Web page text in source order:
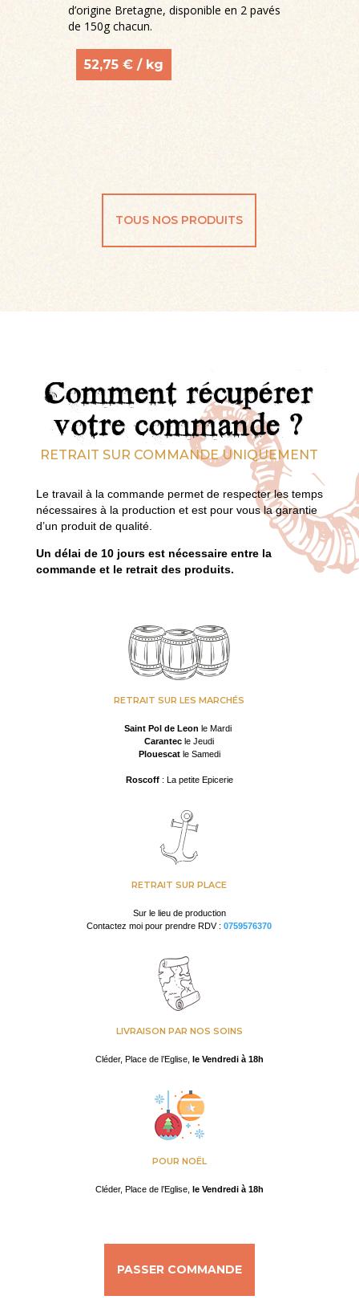
d’origine Bretagne, disponible en 2 pavés
de 150g chacun.
52,75 € / kg
TOUS NOS PRODUITS
Comment récupérer
votre commande ?
RETRAIT SUR COMMANDE UNIQUEMENT
Le travail à la commande permet de respecter les temps
nécessaires à la production et est pour vous la garantie
d’un produit de qualité.
Un délai de 10 jours est nécessaire entre la
commande et le retrait des produits.
RETRAIT SUR LES MARCHÉS
Saint Pol de Leon le Mardi
Carantec le Jeudi
Plouescatle Samedi
Roscoff: La petite Epicerie
RETRAIT SUR PLACE
Sur le lieu de production
Contactez moi pour prendre RDV :0759576370
LIVRAISON PAR NOS SOINS
Cléder, Place de l’Eglise, le Vendredi à 18h
POUR NOËL
Cléder, Place de l’Eglise, le Vendredi à 18h
PASSER COMMANDE